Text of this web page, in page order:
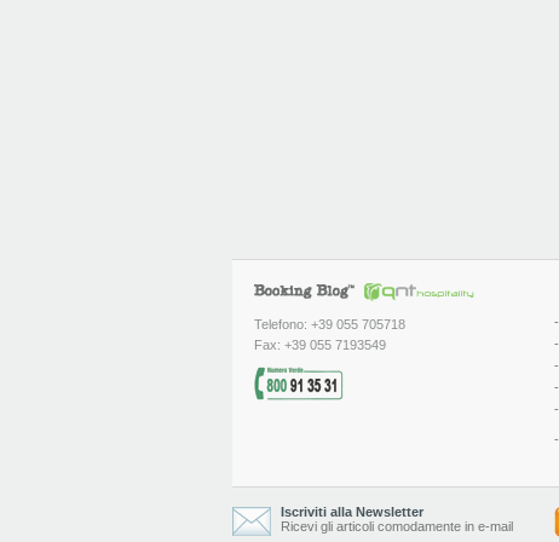
Telefono: +39 055 705718
Fax: +39 055 7193549
-
-
-
-
-
-
Iscriviti alla Newsletter
Ricevi gli articoli comodamente in e-mail